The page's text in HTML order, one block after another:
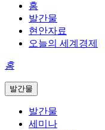
홈
발간물
현안자료
오늘의 세계경제
홈
발간물
발간물
세미나